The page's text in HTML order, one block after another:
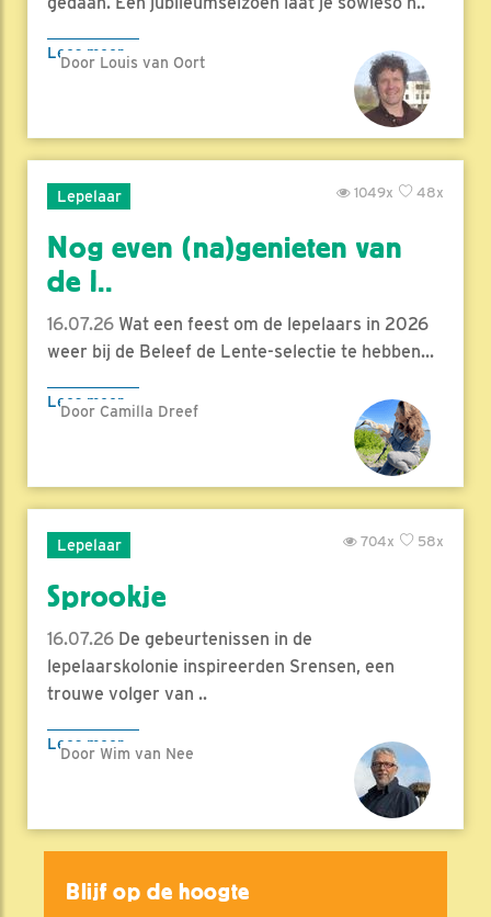
Lees meer
Door Louis van Oort
Lepelaar 48x
1049x
Nog even (na)genieten van
de l..
16.07.26 Wat een feest om de lepelaars in 2026
weer bij de Beleef de Lente-selectie te hebben...
Lees meer
Door Camilla Dreef
Lepelaar 58x
704x
Sprookje
16.07.26 De gebeurtenissen in de
lepelaarskolonie inspireerden Srensen, een
trouwe volger van ..
Lees meer
Door Wim van Nee
Blijf op de hoogte